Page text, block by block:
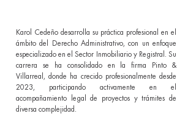
Karol Cedeño desarrolla su práctica profesional en el
ámbito del Derecho Administrativo, con un enfoque
especializado en el Sector Inmobiliario y Registral. Su
carrera se ha consolidado en la firma Pinto &
Villarreal, donde ha crecido profesionalmente desde
2023, participando activamente en el
acompañamiento legal de proyectos y trámites de
diversa complejidad.